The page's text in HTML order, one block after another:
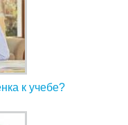
к учебе?